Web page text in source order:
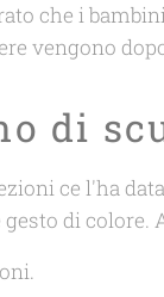
che i
vengono
di
ce l'ha
di